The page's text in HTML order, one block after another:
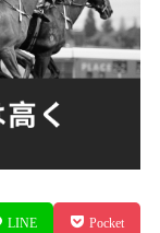
LINE Pocket